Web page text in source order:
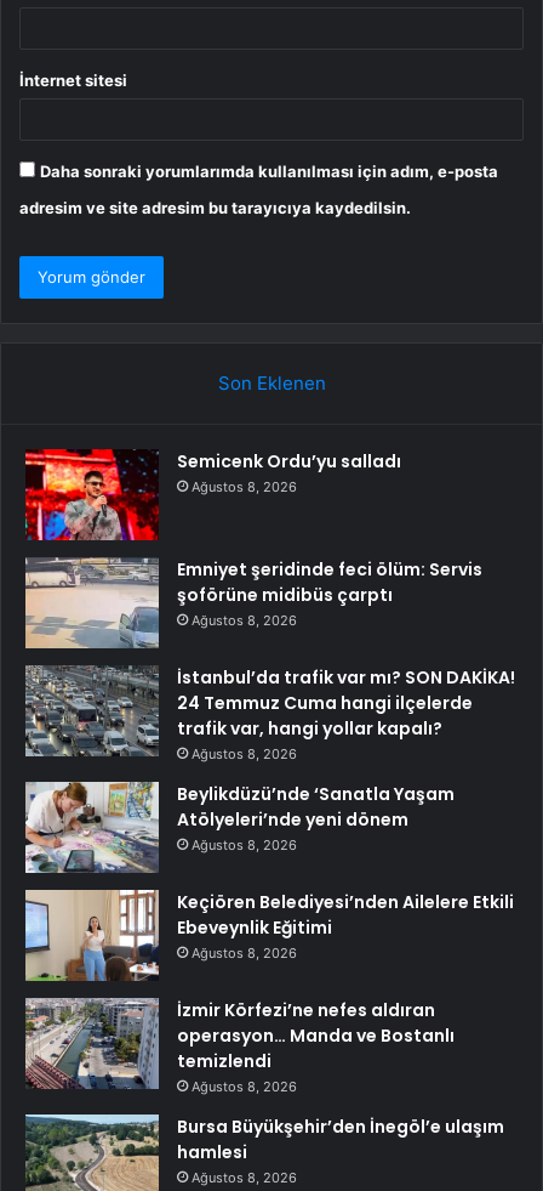
İnternet sitesi
Daha sonraki yorumlarımda kullanılması için adım, e-posta
adresim ve site adresim bu tarayıcıya kaydedilsin.
Son Eklenen
Semicenk Ordu’yu salladı
Ağustos 8, 2026
Emniyet şeridinde feci ölüm: Servis
şoförüne midibüs çarptı
Ağustos 8, 2026
İstanbul’da trafik var mı? SON DAKİKA!
24 Temmuz Cuma hangi ilçelerde
trafik var, hangi yollar kapalı?
Ağustos 8, 2026
Beylikdüzü’nde ‘Sanatla Yaşam
Atölyeleri’nde yeni dönem
Ağustos 8, 2026
Keçiören Belediyesi’nden Ailelere Etkili
Ebeveynlik Eğitimi
Ağustos 8, 2026
İzmir Körfezi’ne nefes aldıran
operasyon… Manda ve Bostanlı
temizlendi
Ağustos 8, 2026
Bursa Büyükşehir’den İnegöl’e ulaşım
hamlesi
Ağustos 8, 2026